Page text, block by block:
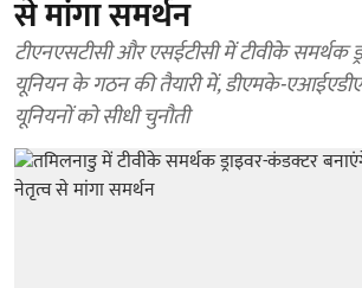
से मांगा समर्थन
टीएनएसटीसी और एसईटीसी में टीवीके समर्थक
यूनियन के गठन की तैयारी में, डीएमके-
यूनियनों को सीधी चुनौती